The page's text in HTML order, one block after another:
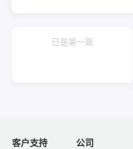
已是第一篇
客户支持 公司